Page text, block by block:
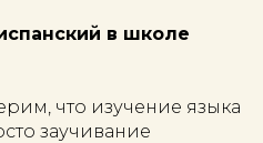
в школе
что изучение языка
заучивание